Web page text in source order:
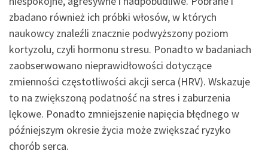
zbadano również ich próbki włosów, w których
naukowcy znaleźli znacznie podwyższony poziom
kortyzolu, czyli hormonu stresu. Ponadto w badaniach
zaobserwowano nieprawidłowości dotyczące
zmienności częstotliwości akcji serca (HRV). Wskazuje
to na zwiększoną podatność na stres i zaburzenia
lękowe. Ponadto zmniejszenie napięcia błędnego w
późniejszym okresie życia może zwiększać ryzyko
chorób serca.